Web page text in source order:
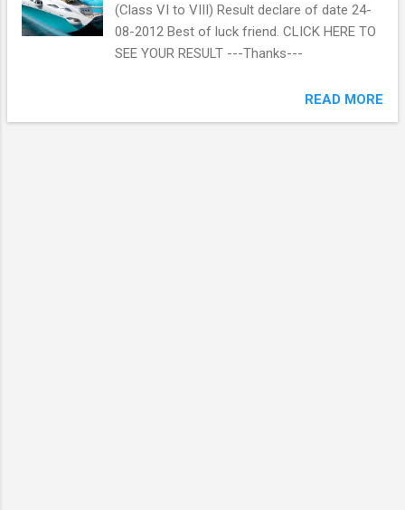
(Class VI to VIII) Result declare of date 24-
08-2012 Best of luck friend. CLICK HERE TO
SEE YOUR RESULT ---Thanks---
READ MORE